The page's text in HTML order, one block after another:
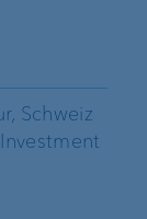
Schweiz